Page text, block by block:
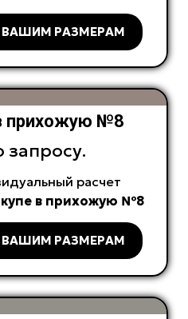
ВАШИМ РАЗМЕРАМ
прихожую №8
запросу.
расчет
в прихожую №8
ВАШИМ РАЗМЕРАМ